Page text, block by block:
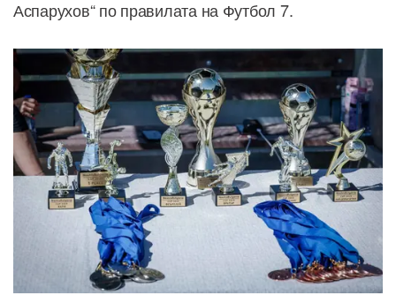
Аспарухов“ по правилата на Футбол 7.